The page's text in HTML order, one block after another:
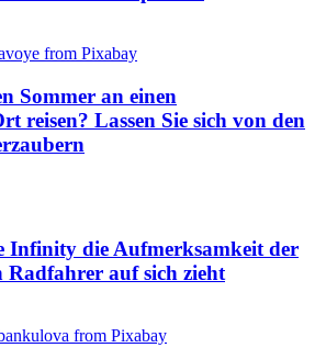
Sommer an einen
reisen? Lassen Sie sich von den
Infinity die Aufmerksamkeit der
Radfahrer auf sich zieht